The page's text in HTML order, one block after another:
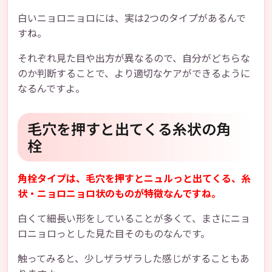
白いニョロニョロには、実は2つのタイプがあるんで
すね。
それぞれ見た目や出方が異なるので、自分がどちらな
のか判断することで、より適切なケアができるように
なるんですよ。
毛穴を押すと出てくる糸状の角
栓
角栓タイプは、毛穴を押すとニュルっと出てくる、糸
状・ニョロニョロ状のものが特徴なんですね。
白くて細長い形をしていることが多くて、まさにニョ
ロニョロっとした見た目そのものなんです。
触ってみると、少しザラザラした感じがすることもあ